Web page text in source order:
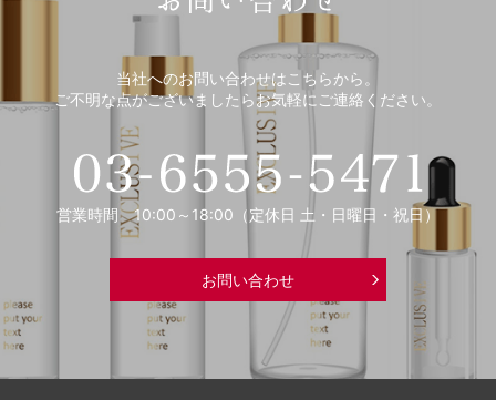
当社へのお問い合わせはこちらから。
ご不明な点がございましたらお気軽にご連絡ください。
営業時間 10:00～18:00（定休日 土・日曜日・祝日）
お問い合わせ